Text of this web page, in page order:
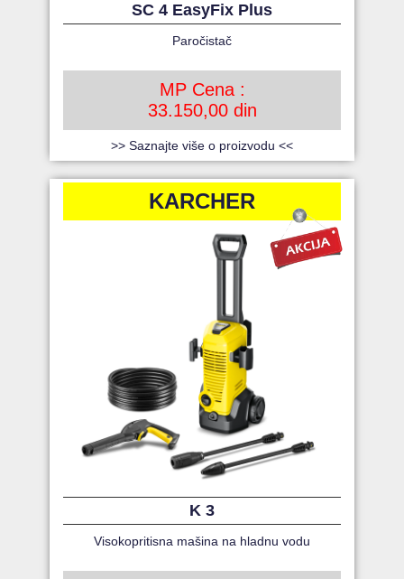
SC 4 EasyFix Plus
Paročistač
MP Cena :
33.150,00 din
>> Saznajte više o proizvodu <<
KARCHER
K 3
Visokopritisna mašina na hladnu vodu